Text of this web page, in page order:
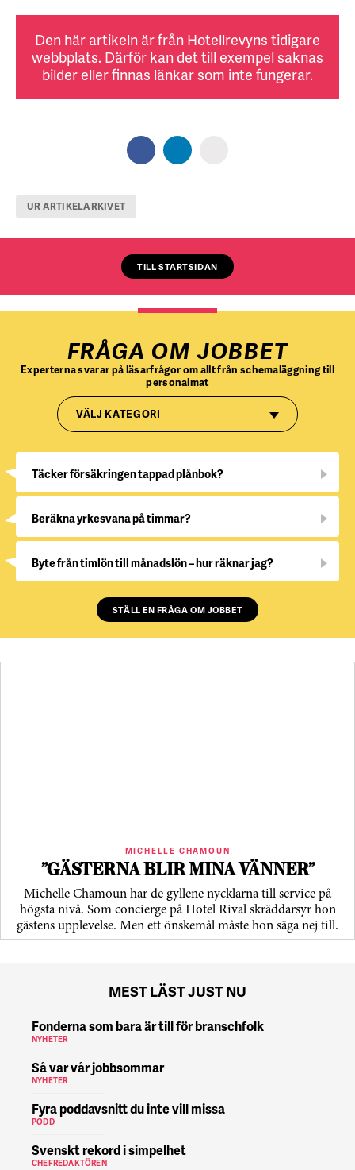
Den här artikeln är från Hotellrevyns tidigare
webbplats. Därför kan det till exempel saknas
bilder eller finnas länkar som inte fungerar.
UR ARTIKELARKIVET
TILL STARTSIDAN
FRÅGA OM JOBBET
Experterna svarar på läsarfrågor om allt från schemaläggning till
personalmat
VÄLJ KATEGORI
Täcker försäkringen tappad plånbok?
Beräkna yrkesvana på timmar?
Byte från timlön till månadslön – hur räknar jag?
STÄLL EN FRÅGA OM JOBBET
MICHELLE CHAMOUN
”GÄSTERNA BLIR MINA VÄNNER”
Michelle Chamoun har de gyllene nycklarna till service på
högsta nivå. Som concierge på Hotel Rival skräddarsyr hon
gästens upp­levelse. Men ett önskemål måste hon säga nej till.
MEST LÄST JUST NU
Fonderna som bara är till för branschfolk
NYHETER
Så var vår jobbsommar
NYHETER
Fyra poddavsnitt du inte vill missa
PODD
Svenskt rekord i simpelhet
CHEFREDAKTÖREN